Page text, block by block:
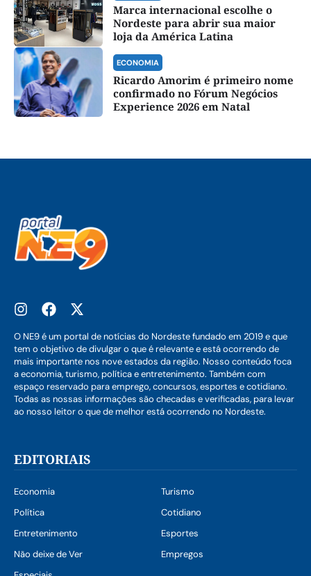
Marca internacional escolhe o
Nordeste para abrir sua maior
loja da América Latina
ECONOMIA
Ricardo Amorim é primeiro nome
confirmado no Fórum Negócios
Experience 2026 em Natal
O NE9 é um portal de notícias do Nordeste fundado em 2019 e que
tem o objetivo de divulgar o que é relevante e está ocorrendo de
mais importante nos nove estados da região. Nosso conteúdo foca
a economia, turismo, política e entretenimento. Também com
espaço reservado para emprego, concursos, esportes e cotidiano.
Todas as nossas informações são checadas e verificadas, para levar
ao nosso leitor o que de melhor está ocorrendo no Nordeste.
EDITORIAIS
Economia
Turismo
Política
Cotidiano
Entretenimento
Esportes
Não deixe de Ver
Empregos